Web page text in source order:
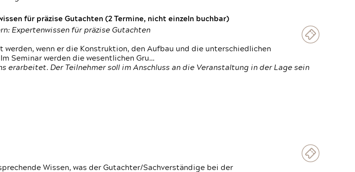
für präzise Gutachten (2 Termine, nicht einzeln buchbar)
Expertenwissen für präzise Gutachten
wenn er die Konstruktion, den Aufbau und die unterschiedlichen
Seminar werden die wesentlichen Gru…
erarbeitet. Der Teilnehmer soll im Anschluss an die Veranstaltung in der Lage sein
Wissen, was der Gutachter/Sachverständige bei der